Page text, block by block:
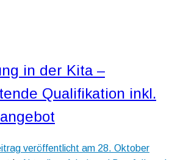
in der Kita –
Qualifikation inkl.
veröffentlicht am 28. Oktober